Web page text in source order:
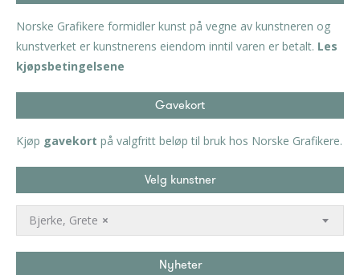
Norske Grafikere formidler kunst på vegne av kunstneren og
kunstverket er kunstnerens eiendom inntil varen er betalt. Les
kjøpsbetingelsene
Gavekort
Kjøp gavekort på valgfritt beløp til bruk hos Norske Grafikere.
Velg kunstner
×
Bjerke, Grete
Nyheter